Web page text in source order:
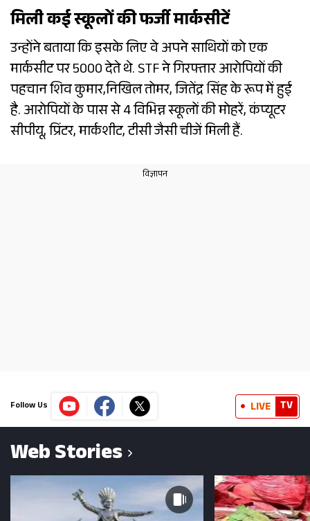
मिली कई स्कूलों की फर्जी मार्कसीटें
उन्होंने बताया कि इसके लिए वे अपने साथियों को एक
मार्कसीट पर ₹5000 देते थे. STF ने गिरफ्तार आरोपियों की
पहचान शिव कुमार,निखिल तोमर, जितेंद्र सिंह के रूप में हुई
है. आरोपियों के पास से 4 विभिन्न स्कूलों की मोहरें, कंप्यूटर
सीपीयू, प्रिंटर, मार्कशीट, टीसी जैसी चीजें मिली हैं.
Follow Us LIVE TV
Web Stories